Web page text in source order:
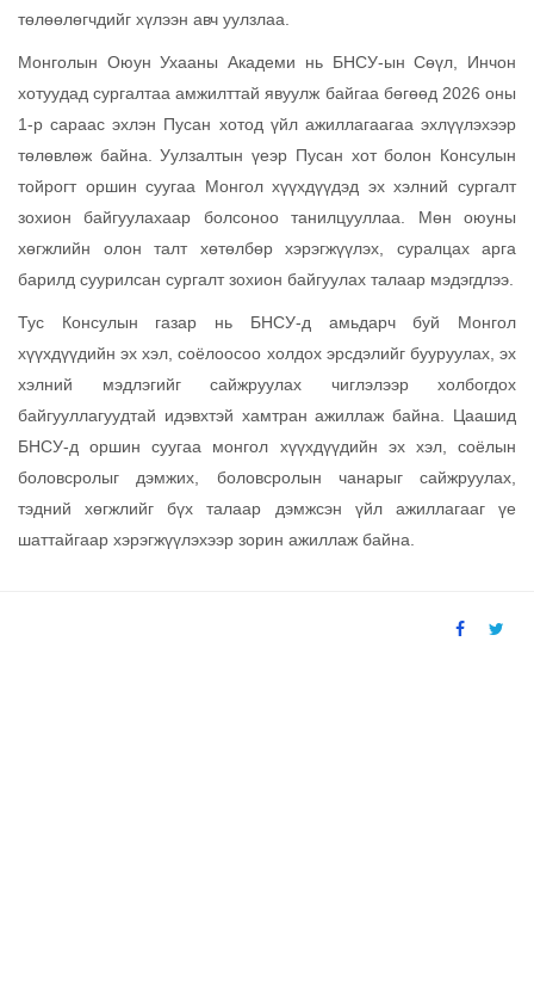
төлөөлөгчдийг хүлээн авч уулзлаа.
Монголын Оюун Ухааны Академи нь БНСУ-ын Сөүл, Инчон
хотуудад сургалтаа амжилттай явуулж байгаа бөгөөд 2026 оны
1-р сараас эхлэн Пусан хотод үйл ажиллагаагаа эхлүүлэхээр
төлөвлөж байна. Уулзалтын үеэр Пусан хот болон Консулын
тойрогт оршин суугаа Монгол хүүхдүүдэд эх хэлний сургалт
зохион байгуулахаар болсоноо танилцууллаа. Мөн оюуны
хөгжлийн олон талт хөтөлбөр хэрэгжүүлэх, суралцах арга
барилд суурилсан сургалт зохион байгуулах талаар мэдэгдлээ.
Тус Консулын газар нь БНСУ-д амьдарч буй Монгол
хүүхдүүдийн эх хэл, соёлоосоо холдох эрсдэлийг бууруулах, эх
хэлний мэдлэгийг сайжруулах чиглэлээр холбогдох
байгууллагуудтай идэвхтэй хамтран ажиллаж байна. Цаашид
БНСУ-д оршин суугаа монгол хүүхдүүдийн эх хэл, соёлын
боловсролыг дэмжих, боловсролын чанарыг сайжруулах,
тэдний хөгжлийг бүх талаар дэмжсэн үйл ажиллагааг үе
шаттайгаар хэрэгжүүлэхээр зорин ажиллаж байна.